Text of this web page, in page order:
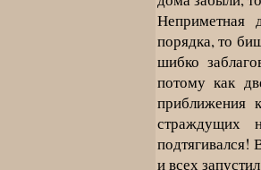
Неприметная
порядка, то
шибко
потому как
страждущих
подтягивался!
и всех